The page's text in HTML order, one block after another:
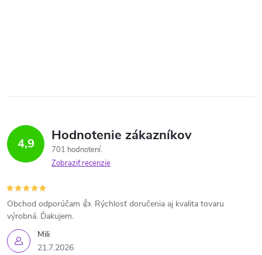
4,9 Hodnotenie zákazníkov
701 hodnotení
Zobraziť recenzie
Mili
21.7.2026
Obchod odporúčam 👍. Rýchlosť doručenia aj kvalita tovaru
výrobná. Ďakujem.